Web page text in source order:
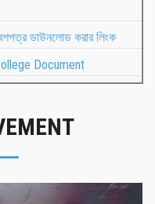
ডাউনলোড করার লিংক
Document